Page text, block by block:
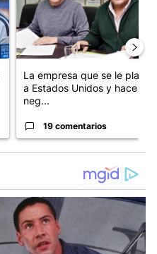
La empresa que se le plantó
a Estados Unidos y hace
neg...
19 comentarios